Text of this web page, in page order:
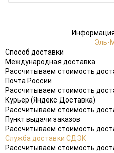
Эль-
Способ доставки
Международная доставка
Рассчитываем стоимость
Почта России
Рассчитываем стоимость
Курьер (Яндекс Доставка)
Рассчитываем стоимость
Пункт выдачи заказов
Рассчитываем стоимость
Служба доставки СДЭК
Рассчитываем стоимость